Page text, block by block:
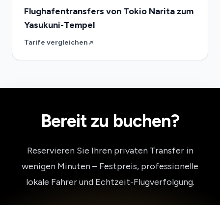
Flughafentransfers von Tokio Narita zum
Yasukuni-Tempel
Tarife vergleichen
Bereit zu buchen?
Reservieren Sie Ihren privaten Transfer in
wenigen Minuten – Festpreis, professionelle
lokale Fahrer und Echtzeit-Flugverfolgung.